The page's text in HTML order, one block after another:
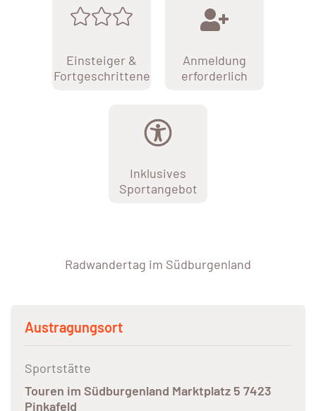
Einsteiger &
Fortgeschrittene
Anmeldung
erforderlich
Inklusives
Sportangebot
Radwandertag im Südburgenland
Austragungsort
Sportstätte
Touren im Südburgenland Marktplatz 5 7423
Pinkafeld